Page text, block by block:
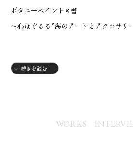
ボタニーペイント✕‬書
～心ほぐるる″海のアートとアクセサリ
幸せです♡
続きを読む
WORKS